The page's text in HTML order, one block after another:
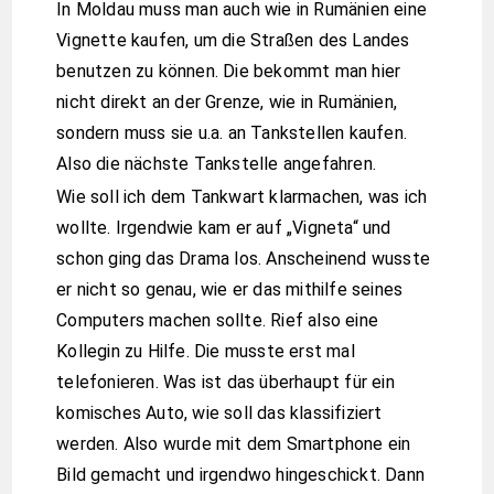
In Moldau muss man auch wie in Rumänien eine
Vignette kaufen, um die Straßen des Landes
benutzen zu können. Die bekommt man hier
nicht direkt an der Grenze, wie in Rumänien,
sondern muss sie u.a. an Tankstellen kaufen.
Also die nächste Tankstelle angefahren.
Wie soll ich dem Tankwart klarmachen, was ich
wollte. Irgendwie kam er auf „Vigneta“ und
schon ging das Drama los. Anscheinend wusste
er nicht so genau, wie er das mithilfe seines
Computers machen sollte. Rief also eine
Kollegin zu Hilfe. Die musste erst mal
telefonieren. Was ist das überhaupt für ein
komisches Auto, wie soll das klassifiziert
werden. Also wurde mit dem Smartphone ein
Bild gemacht und irgendwo hingeschickt. Dann